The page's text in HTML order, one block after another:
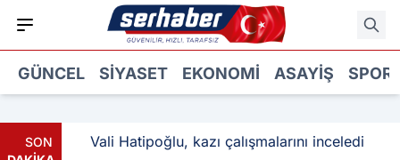
GÜNCEL SIYASET EKONOMI ASAYIŞ SPOR
SON
Vali Hatipoğlu, kazı çalışmalarını inceledi